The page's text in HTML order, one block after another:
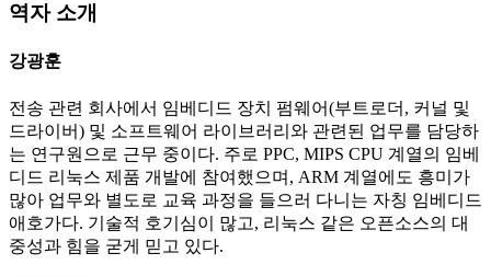
역자 소개
강광훈
전송 관련 회사에서 임베디드 장치 펌웨어(부트로더, 커널 및
드라이버) 및 소프트웨어 라이브러리와 관련된 업무를 담당하
는 연구원으로 근무 중이다. 주로 PPC, MIPS CPU 계열의 임베
디드 리눅스 제품 개발에 참여했으며, ARM 계열에도 흥미가
많아 업무와 별도로 교육 과정을 들으러 다니는 자칭 임베디드
애호가다. 기술적 호기심이 많고, 리눅스 같은 오픈소스의 대
중성과 힘을 굳게 믿고 있다.